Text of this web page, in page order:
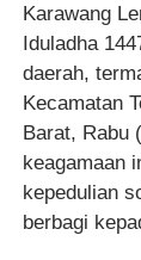
Karawang
Iduladha
daerah,
Kecamatan
Barat, Rabu
keagamaan
kepedulian
berbagi